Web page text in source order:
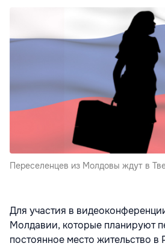
Переселенцев из Молдовы ждут в
Для участия в
Молдавии, которые планируют
постоянное место жительство